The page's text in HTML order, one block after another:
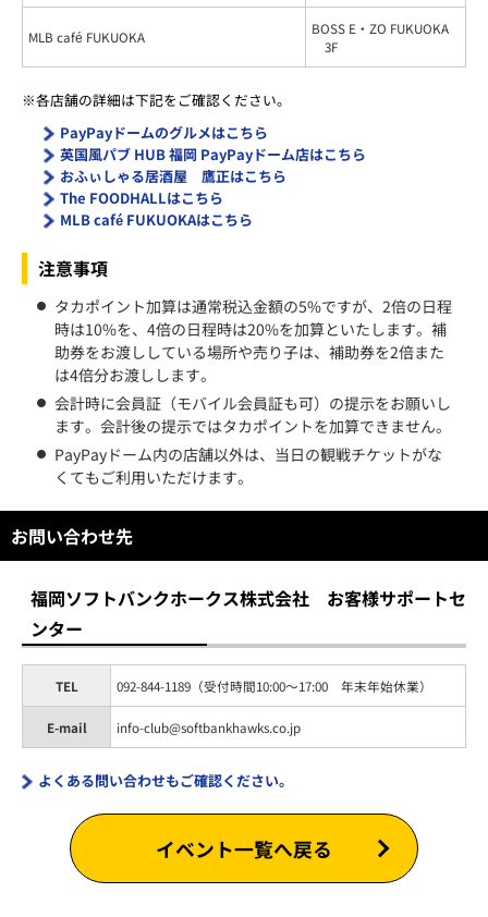
MLB café FUKUOKA
BOSS E・ZO FUKUOKA
3F
※各店舗の詳細は下記をご確認ください。
PayPayドームのグルメはこちら
英国風パブ HUB 福岡 PayPayドーム店はこちら
おふぃしゃる居酒屋 鷹正はこちら
The FOODHALLはこちら
MLB café FUKUOKAはこちら
注意事項
タカポイント加算は通常税込金額の5%ですが、2倍の日程
時は10%を、4倍の日程時は20%を加算といたします。補
助券をお渡ししている場所や売り子は、補助券を2倍また
は4倍分お渡しします。
会計時に会員証（モバイル会員証も可）の提示をお願いし
ます。会計後の提示ではタカポイントを加算できません。
PayPayドーム内の店舗以外は、当日の観戦チケットがな
くてもご利用いただけます。
お問い合わせ先
福岡ソフトバンクホークス株式会社 お客様サポートセ
ンター
TEL 092-844-1189（受付時間10:00～17:00 年末年始休業）
E-mail info-club@softbankhawks.co.jp
よくある問い合わせもご確認ください。
イベント一覧へ戻る